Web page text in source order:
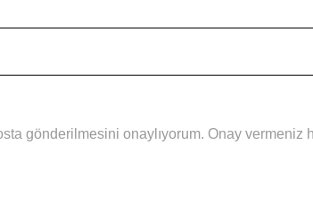
gönderilmesini onaylıyorum. Onay